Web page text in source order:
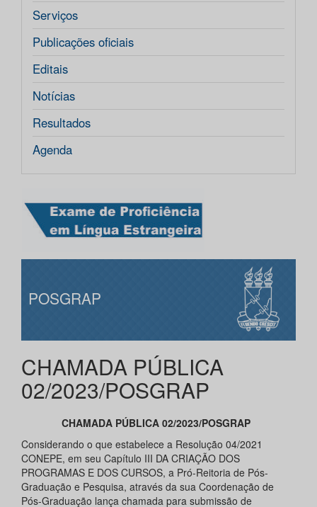
Serviços
Publicações oficiais
Editais
Notícias
Resultados
Agenda
POSGRAP
CHAMADA PÚBLICA
02/2023/POSGRAP
CHAMADA PÚBLICA 02/2023/POSGRAP
Considerando o que estabelece a Resolução 04/2021
CONEPE, em seu Capítulo III DA CRIAÇÃO DOS
PROGRAMAS E DOS CURSOS, a Pró-Reitoria de Pós-
Graduação e Pesquisa, através da sua Coordenação de
Pós-Graduação lança chamada para submissão de